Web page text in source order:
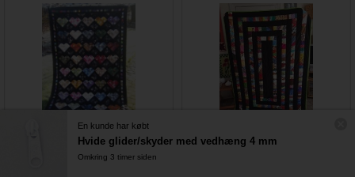
Lod 139+140+141: Merethes
udgaver af Sjoveste stofreste
Lod 142: Anne Maries udgave
En kunde har købt
Hvide glider/skyder med vedhæng 4 mm
Omkring 3 timer siden